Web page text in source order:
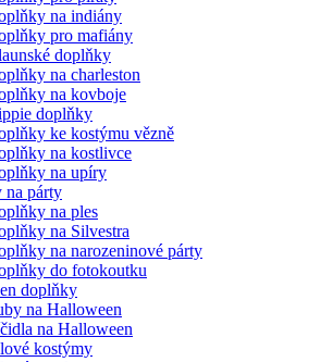
na indiány
pro mafiány
doplňky
na charleston
na kovboje
doplňky
ke kostýmu vězně
na kostlivce
na upíry
párty
na ples
na Silvestra
na narozeninové párty
do fotokoutku
doplňky
na Halloween
na Halloween
kostýmy